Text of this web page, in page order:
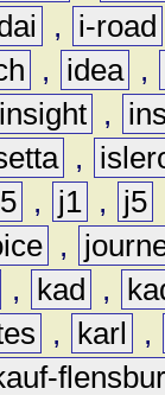
,
i-road
, idea ,
insight ,
,
, j1 , j5
,
, kad ,
, karl
,